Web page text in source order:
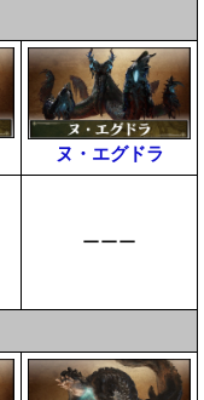
ヌ・エグドラ
ーーー